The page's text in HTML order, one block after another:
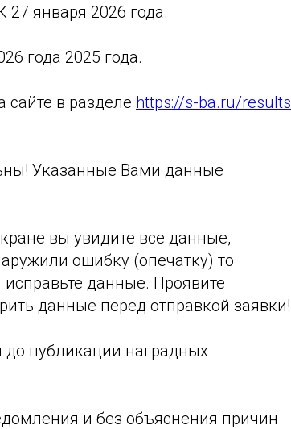
января 2026 года.
года 2025 года.
в разделе https://s-ba.ru/results
Указанные Вами данные
вы увидите все данные,
ошибку (опечатку) то
данные. Проявите
данные перед отправкой заявки!
до публикации наградных
и без объяснения причин